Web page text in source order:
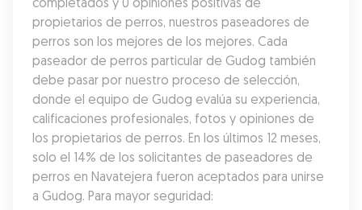
propietarios de perros, nuestros paseadores de
perros son los mejores de los mejores. Cada
paseador de perros particular de Gudog también
debe pasar por nuestro proceso de selección,
donde el equipo de Gudog evalúa su experiencia,
calificaciones profesionales, fotos y opiniones de
los propietarios de perros. En los últimos 12 meses,
solo el 14% de los solicitantes de paseadores de
perros en Navatejera fueron aceptados para unirse
a Gudog. Para mayor seguridad: